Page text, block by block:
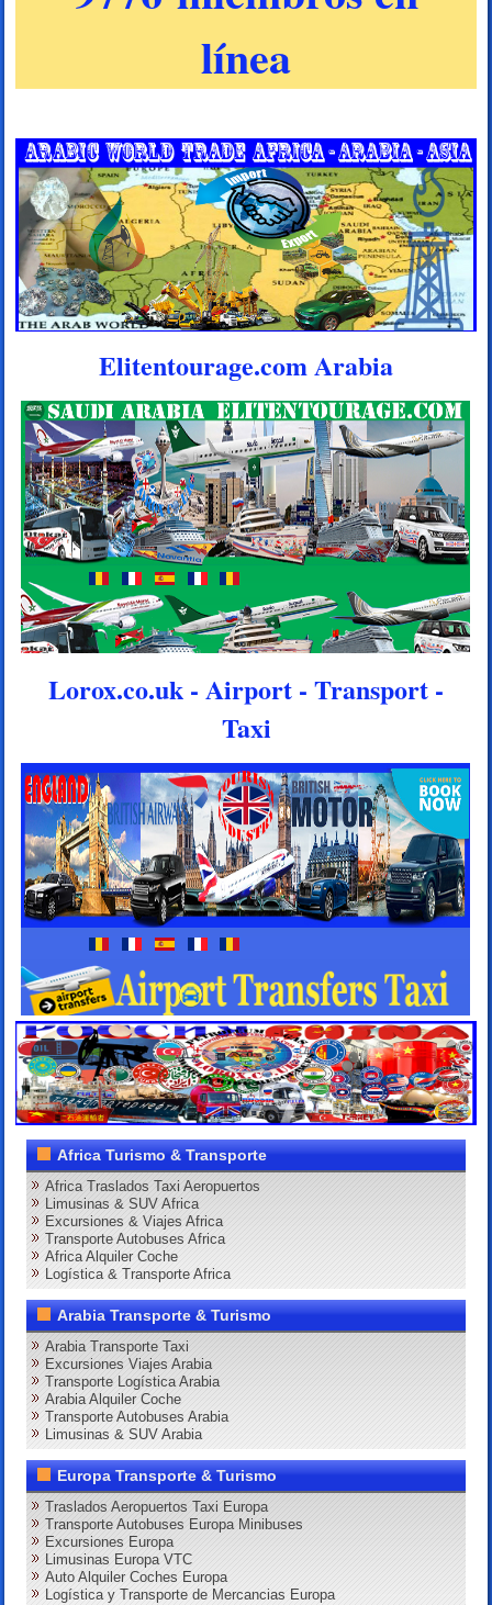
línea
Elitentourage.com Arabia
Lorox.co.uk - Airport - Transport -
Taxi
Africa Turismo & Transporte
Africa Traslados Taxi Aeropuertos
Limusinas & SUV Africa
Excursiones & Viajes Africa
Transporte Autobuses Africa
Africa Alquiler Coche
Logística & Transporte Africa
Arabia Transporte & Turismo
Arabia Transporte Taxi
Excursiones Viajes Arabia
Transporte Logística Arabia
Arabia Alquiler Coche
Transporte Autobuses Arabia
Limusinas & SUV Arabia
Europa Transporte & Turismo
Traslados Aeropuertos Taxi Europa
Transporte Autobuses Europa Minibuses
Excursiones Europa
Limusinas Europa VTC
Auto Alquiler Coches Europa
Logística y Transporte de Mercancias Europa